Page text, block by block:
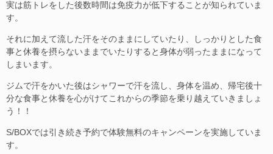
実は筋トレをした後数時間は免疫力が低下することが知られていま
す。
それに加えて流した汗をそのままにしていたり、しっかりとした食
事と休養を摂らないままでいたりすると身体が弱ったままになって
しまいます。
ジムで汗をかいた後はシャワーで汗を流し、身体を温め、帰宅後十
分な食事と休養を心がけてこれからの季節を乗り越えていきましょ
う！！
S/BOXでは引き続き予約で体験無料のキャンペーンを実施していま
す。